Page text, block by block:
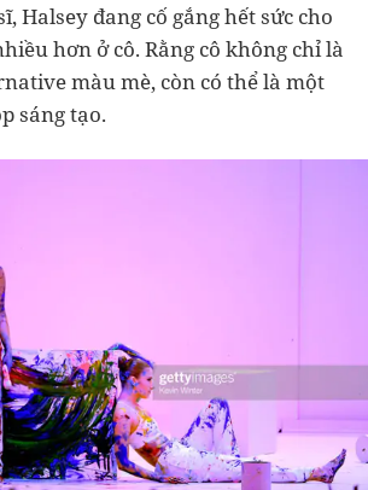
Halsey đang cố gắng hết sức cho
hơn ở cô. Rằng cô không chỉ là
màu mè, còn có thể là một
sáng tạo.